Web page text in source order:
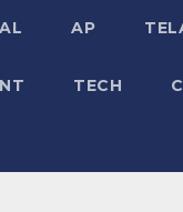
AP
TECH